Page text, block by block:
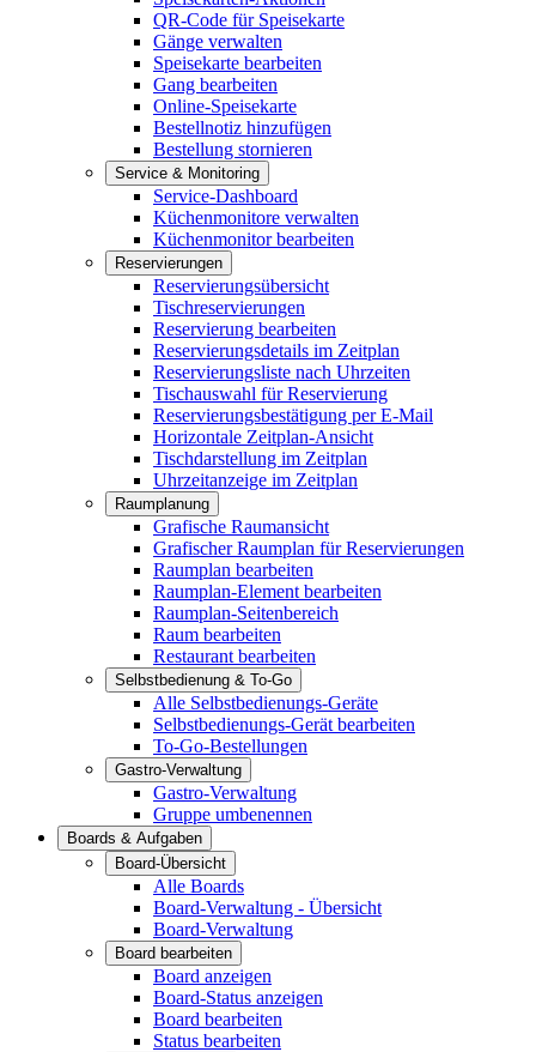
QR-Code für Speisekarte
Gänge verwalten
Speisekarte bearbeiten
Gang bearbeiten
Online-Speisekarte
Bestellnotiz hinzufügen
Bestellung stornieren
Service & Monitoring
Service-Dashboard
Küchenmonitore verwalten
Küchenmonitor bearbeiten
Reservierungen
Reservierungsübersicht
Tischreservierungen
Reservierung bearbeiten
Reservierungsdetails im Zeitplan
Reservierungsliste nach Uhrzeiten
Tischauswahl für Reservierung
Reservierungsbestätigung per E-Mail
Horizontale Zeitplan-Ansicht
Tischdarstellung im Zeitplan
Uhrzeitanzeige im Zeitplan
Raumplanung
Grafische Raumansicht
Grafischer Raumplan für Reservierungen
Raumplan bearbeiten
Raumplan-Element bearbeiten
Raumplan-Seitenbereich
Raum bearbeiten
Restaurant bearbeiten
Selbstbedienung & To-Go
Alle Selbstbedienungs-Geräte
Selbstbedienungs-Gerät bearbeiten
To-Go-Bestellungen
Gastro-Verwaltung
Gastro-Verwaltung
Gruppe umbenennen
Boards & Aufgaben
Board-Übersicht
Alle Boards
Board-Verwaltung - Übersicht
Board-Verwaltung
Board bearbeiten
Board anzeigen
Board-Status anzeigen
Board bearbeiten
Status bearbeiten